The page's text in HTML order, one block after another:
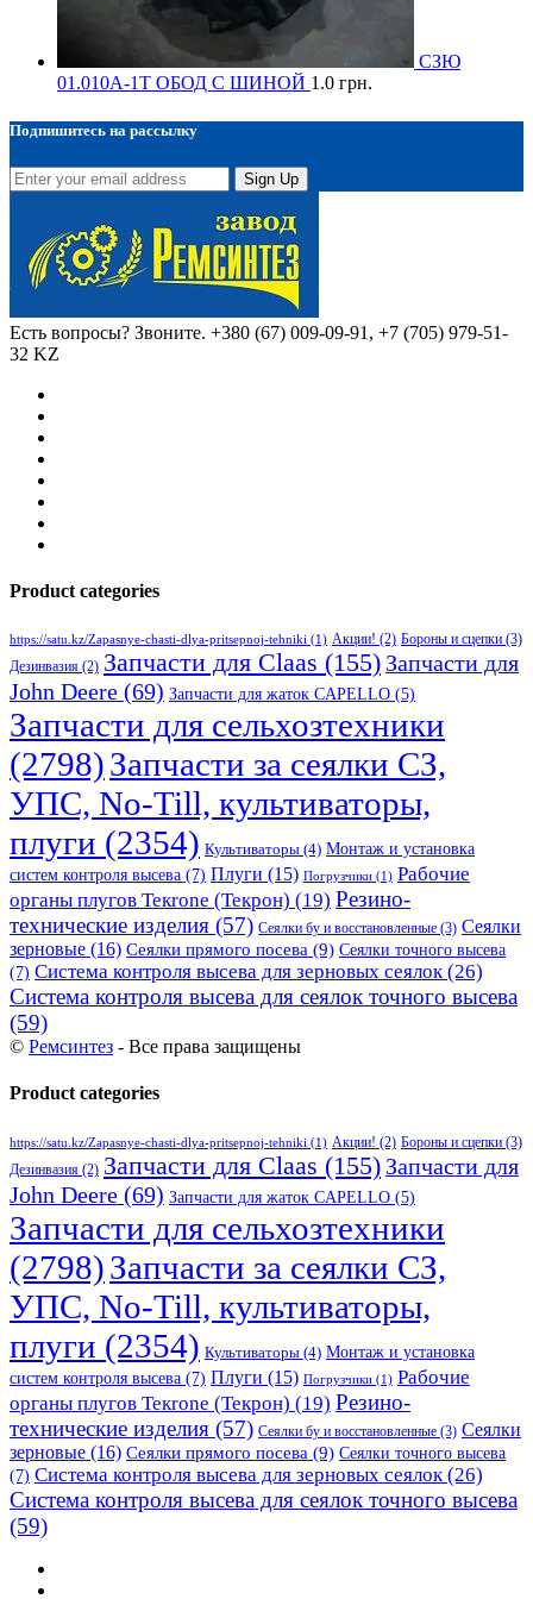
СЗЮ
01.010А-1Т ОБОД С ШИНОЙ 1.0 грн.
Подпишитесь на рассылку
Sign Up
Есть вопросы? Звоните. +380 (67) 009-09-91, +7 (705) 979-51-
32 KZ
Product categories
https://satu.kz/Zapasnye-chasti-dlya-pritsepnoj-tehniki (1) Акции! (2) Бороны и сцепки (3)
Дезинвазия (2) Запчасти для Claas (155) Запчасти для
John Deere (69) Запчасти для жаток CAPELLO (5)
Запчасти для сельхозтехники
(2798)Запчасти за сеялки СЗ,
УПС, No-Till, культиваторы,
плуги (2354) Культиваторы (4) Монтаж и установка
систем контроля высева (7) Плуги (15) Погрузчики (1) Рабочие
органы плугов Текrоne (Текрон) (19) Резино-
технические изделия (57) Сеялки бу и восстановленные (3) Сеялки
зерновые (16) Сеялки прямого посева (9) Сеялки точного высева
(7) Система контроля высева для зерновых сеялок(26)
Система контроля высева для сеялок точного высева
(59)
© Ремсинтез - Все права защищены
Product categories
https://satu.kz/Zapasnye-chasti-dlya-pritsepnoj-tehniki (1) Акции! (2) Бороны и сцепки (3)
Дезинвазия (2) Запчасти для Claas (155) Запчасти для
John Deere (69) Запчасти для жаток CAPELLO (5)
Запчасти для сельхозтехники
(2798)Запчасти за сеялки СЗ,
УПС, No-Till, культиваторы,
плуги (2354) Культиваторы (4) Монтаж и установка
систем контроля высева (7) Плуги (15) Погрузчики (1) Рабочие
органы плугов Текrоne (Текрон) (19) Резино-
технические изделия (57) Сеялки бу и восстановленные (3) Сеялки
зерновые (16) Сеялки прямого посева (9) Сеялки точного высева
(7) Система контроля высева для зерновых сеялок (26)
Система контроля высева для сеялок точного высева
(59)